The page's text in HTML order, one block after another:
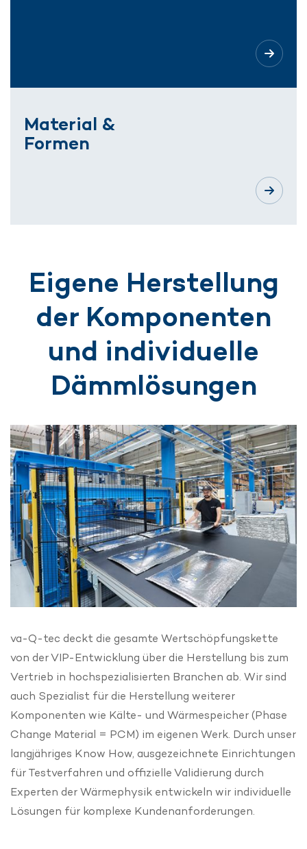
Material &
Formen
Eigene Herstellung
der Komponenten
und individuelle
Dämmlösungen
va-Q-tec deckt die gesamte Wertschöpfungskette
von der VIP-Entwicklung über die Herstellung bis zum
Vertrieb in hochspezialisierten Branchen ab. Wir sind
auch Spezialist für die Herstellung weiterer
Komponenten wie Kälte- und Wärmespeicher (Phase
Change Material = PCM) im eigenen Werk. Durch unser
langjähriges Know How, ausgezeichnete Einrichtungen
für Testverfahren und offizielle Validierung durch
Experten der Wärmephysik entwickeln wir individuelle
Lösungen für komplexe Kundenanforderungen.